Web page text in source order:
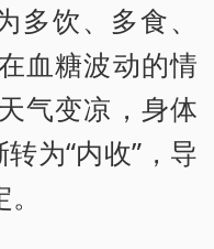
多饮、多食、
血糖波动的情
气变凉，身体
为“内收”，导